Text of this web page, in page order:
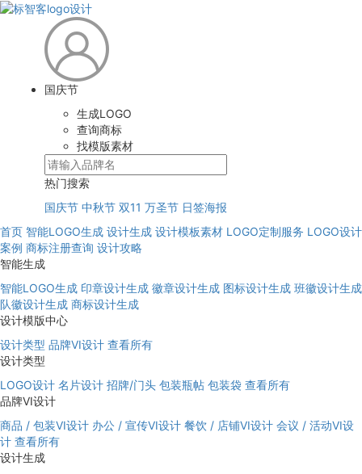
国庆节
生成LOGO
查询商标
找模版素材
热门搜索
国庆节 中秋节 双11 万圣节 日签海报
首页 智能LOGO生成 设计生成 设计模板素材 LOGO定制服务 LOGO设计
案例 商标注册查询 设计攻略
智能生成
智能LOGO生成 印章设计生成 徽章设计生成 图标设计生成 班徽设计生成
队徽设计生成 商标设计生成
设计模版中心
设计类型 品牌VI设计 查看所有
设计类型
LOGO设计 名片设计 招牌/门头 包装瓶帖 包装袋 查看所有
品牌VI设计
商品 / 包装VI设计 办公 / 宣传VI设计 餐饮 / 店铺VI设计 会议 / 活动VI设
计 查看所有
设计生成